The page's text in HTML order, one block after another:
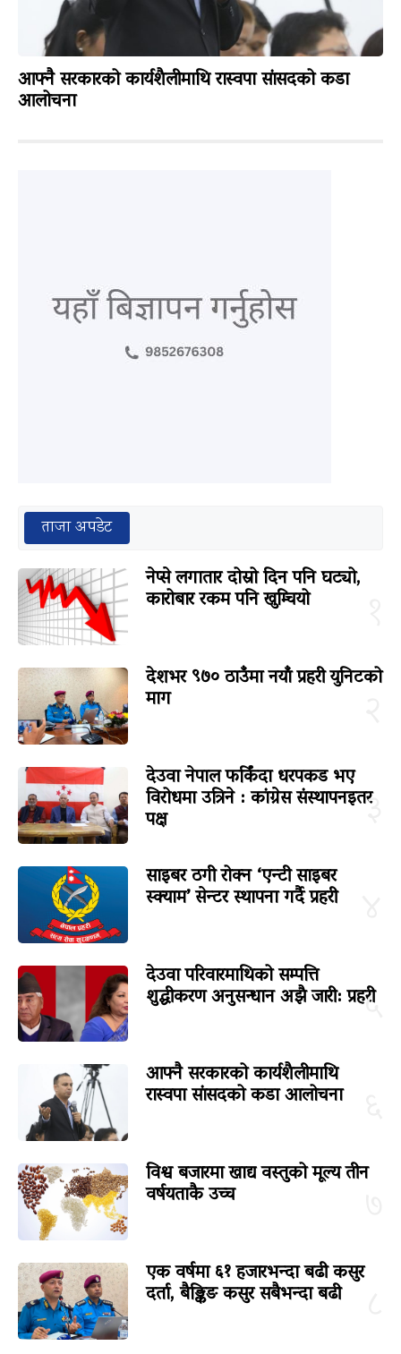
आफ्नै सरकारको कार्यशैलीमाथि रास्वपा सांसदको कडा
आलोचना
ताजा अपडेट
नेप्से लगातार दोस्रो दिन पनि घट्यो,
कारोबार रकम पनि खुम्चियो
देशभर ९७० ठाउँमा नयाँ प्रहरी युनिटको
माग
३
देउवा नेपाल फर्किंदा धरपकड भए
विरोधमा उत्रिने : कांग्रेस संस्थापनइतर
पक्ष
साइबर ठगी रोक्न ‘एन्टी साइबर
स्क्याम’ सेन्टर स्थापना गर्दै प्रहरी
५
देउवा परिवारमाथिको सम्पत्ति
शुद्धीकरण अनुसन्धान अझै जारी: प्रहरी
आफ्नै सरकारको कार्यशैलीमाथि
रास्वपा सांसदको कडा आलोचना
विश्व बजारमा खाद्य वस्तुको मूल्य तीन
वर्षयताकै उच्च
एक वर्षमा ६१ हजारभन्दा बढी कसुर
दर्ता, बैङ्किङ कसुर सबैभन्दा बढी